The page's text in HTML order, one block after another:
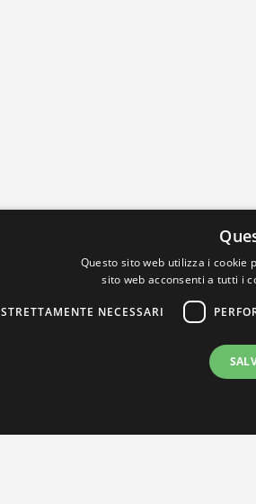
Questo sito web utilizza i cookie
sito web acconsenti a tutti i
STRETTAMENTE NECESSARI